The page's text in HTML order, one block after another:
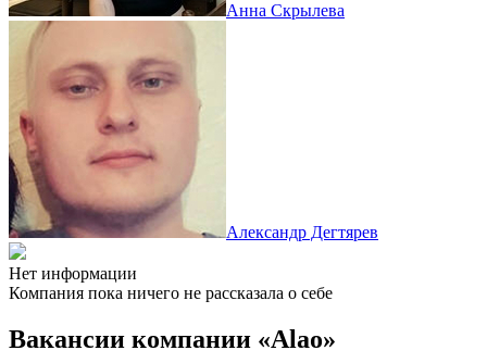
Анна Скрылева
Александр Дегтярев
Нет информации
Компания пока ничего не рассказала о себе
Вакансии компании «Alao»